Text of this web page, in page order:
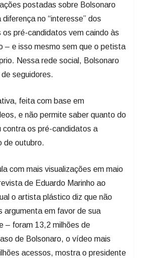
postadas sobre Bolsonaro
no “interesse” dos
os pré-candidatos vem caindo às
– e isso mesmo sem que o petista
Nessa rede social, Bolsonaro
seguidores.
feita com base em
e não permite saber quanto do
contra os pré-candidatos a
de outubro.
com mais visualizações em maio
de Eduardo Marinho ao
o artista plástico diz que não
argumenta em favor de sua
– foram 13,2 milhões de
de Bolsonaro, o vídeo mais
acessos, mostra o presidente